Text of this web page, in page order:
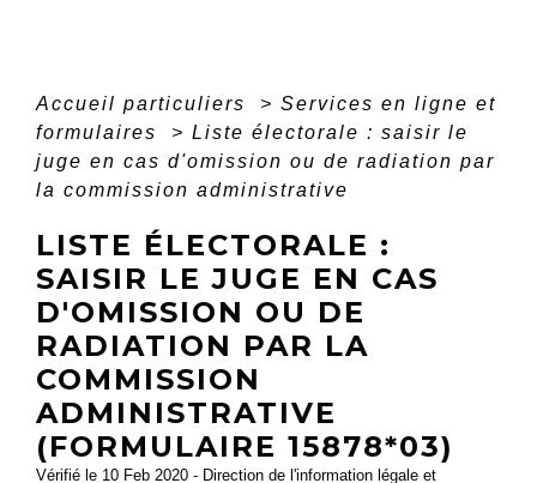
Accueil particuliers > Services en ligne et
formulaires
> Liste électorale : saisir le
juge en cas d'omission ou de radiation par
la commission administrative
LISTE ÉLECTORALE :
SAISIR LE JUGE EN CAS
D'OMISSION OU DE
RADIATION PAR LA
COMMISSION
ADMINISTRATIVE
(FORMULAIRE 15878*03)
Vérifié le 10 Feb 2020 - Direction de l'information légale et